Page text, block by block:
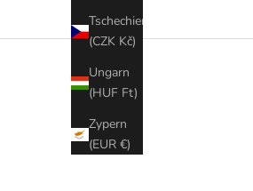
Tschechien
(CZK Kč)
Ungarn
(HUF Ft)
Zypern
(EUR €)